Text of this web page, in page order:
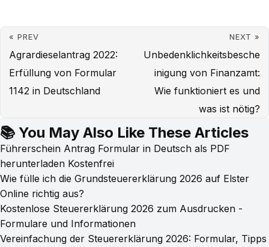
« PREV
Agrardieselantrag 2022:
Erfüllung von Formular
1142 in Deutschland
NEXT »
Unbedenklichkeitsbesche
inigung von Finanzamt:
Wie funktioniert es und
was ist nötig?
📚 You May Also Like These Articles
Führerschein Antrag Formular in Deutsch als PDF
herunterladen Kostenfrei
Wie fülle ich die Grundsteuererklärung 2026 auf Elster
Online richtig aus?
Kostenlose Steuererklärung 2026 zum Ausdrucken -
Formulare und Informationen
Vereinfachung der Steuererklärung 2026: Formular, Tipps